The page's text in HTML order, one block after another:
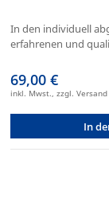
In den individuell
erfahrenen und
69,00 €
inkl. Mwst., zzgl. Versand
In